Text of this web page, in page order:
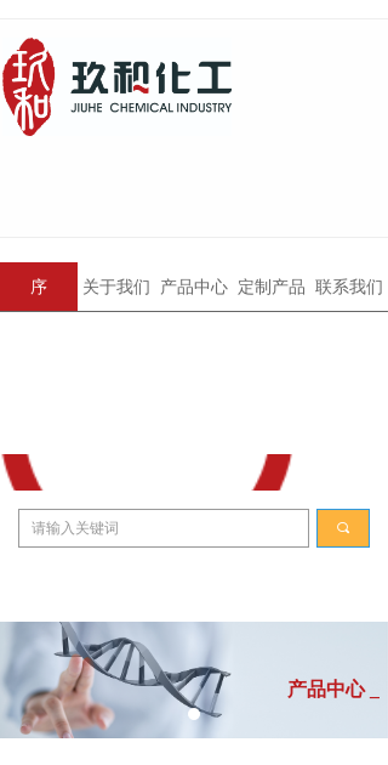
序 关于我们 产品中心 定制产品 联系我们
끠
产品中心 _